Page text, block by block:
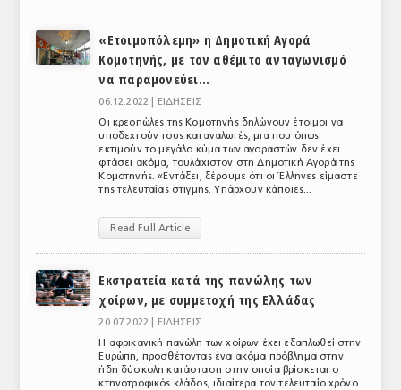
«Ετοιμοπόλεμη» η Δημοτική Αγορά
Κομοτηνής, με τον αθέμιτο ανταγωνισμό
να παραμονεύει…
06.12.2022 |
ΕΙΔΗΣΕΙΣ
Oι κρεοπώλες της Κομοτηνής δηλώνουν έτοιμοι να
υποδεχτούν τους καταναλωτές, μια που όπως
εκτιμούν το μεγάλο κύμα των αγοραστών δεν έχει
φτάσει ακόμα, τουλάχιστον στη Δημοτική Αγορά της
Κομοτηνής. «Εντάξει, ξέρουμε ότι οι Έλληνες είμαστε
της τελευταίας στιγμής. Υπάρχουν κάποιες...
Read Full Article
Εκστρατεία κατά της πανώλης των
χοίρων, με συμμετοχή της Ελλάδας
20.07.2022 |
ΕΙΔΗΣΕΙΣ
H αφρικανική πανώλη των χοίρων έχει εξαπλωθεί στην
Ευρώπη, προσθέτοντας ένα ακόμα πρόβλημα στην
ήδη δύσκολη κατάσταση στην οποία βρίσκεται ο
κτηνοτροφικός κλάδος, ιδιαίτερα τον τελευταίο χρόνο.